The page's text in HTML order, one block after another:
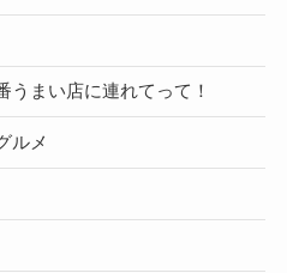
うまい店に連れてって！
ルメ